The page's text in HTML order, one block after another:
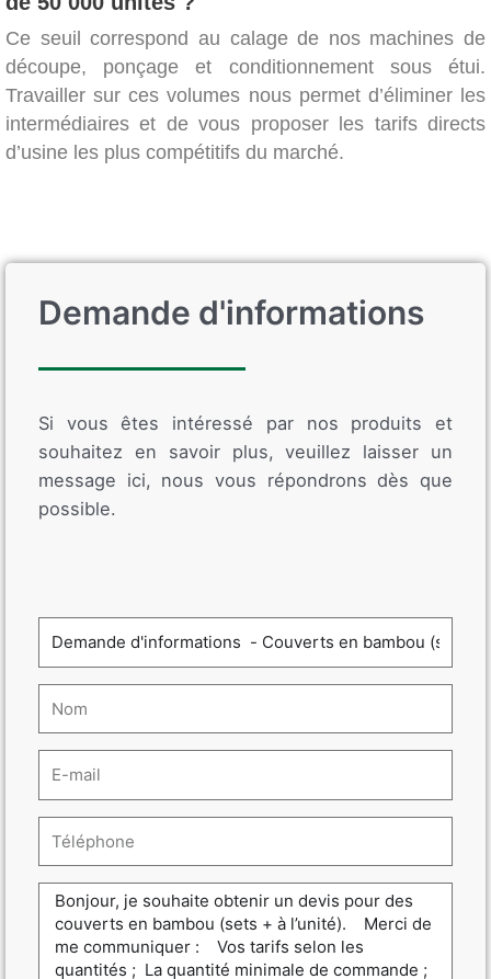
Ce seuil correspond au calage de nos machines de
découpe, ponçage et conditionnement sous étui.
Travailler sur ces volumes nous permet d’éliminer les
intermédiaires et de vous proposer les tarifs directs
d’usine les plus compétitifs du marché.
Demande d'informations
Si vous êtes intéressé par nos produits et
souhaitez en savoir plus, veuillez laisser un
message ici, nous vous répondrons dès que
possible.